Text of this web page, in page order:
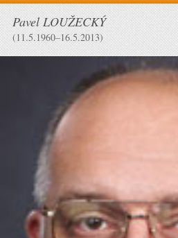
Pavel LOUŽECKÝ
(11.5.1960–16.5.2013)